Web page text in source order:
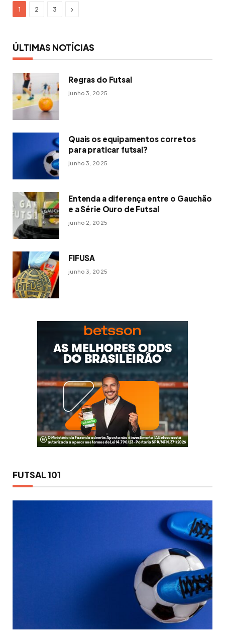
1 2 3 Next
ÚLTIMAS NOTÍCIAS
Regras do Futsal
junho 3, 2025
Quais os equipamentos corretos
para praticar futsal?
junho 3, 2025
Entenda a diferença entre o Gauchão
e a Série Ouro de Futsal
junho 2, 2025
FIFUSA
junho 3, 2025
FUTSAL 101